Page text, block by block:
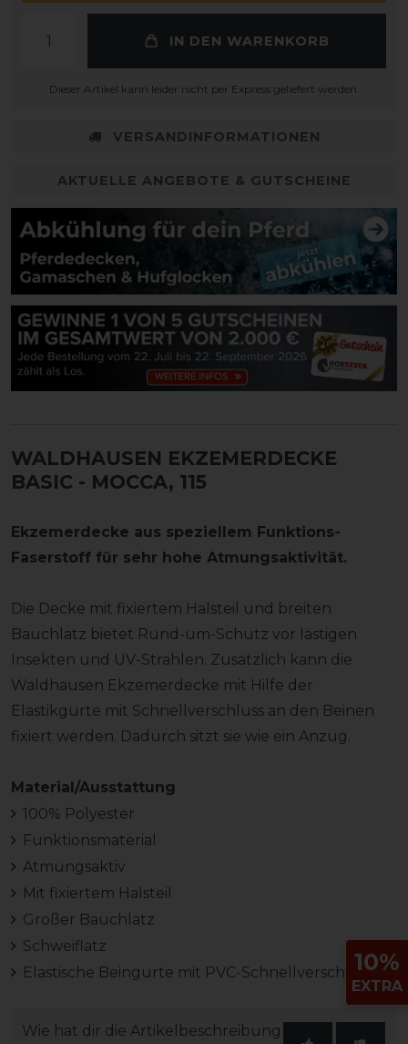
IN DEN WARENKORB
Dieser Artikel kann leider nicht per Express geliefert werden.
VERSANDINFORMATIONEN
AKTUELLE ANGEBOTE & GUTSCHEINE
WALDHAUSEN EKZEMERDECKE
BASIC - MOCCA, 115
Ekzemerdecke aus speziellem Funktions-
Faserstoff für sehr hohe Atmungsaktivität.
Die Decke mit fixiertem Halsteil und breiten
Bauchlatz bietet Rund-um-Schutz vor lästigen
Insekten und UV-Strahlen. Zusätzlich kann die
Waldhausen Ekzemerdecke mit Hilfe der
Elastikgurte mit Schnellverschluss an den Beinen
fixiert werden. Dadurch sitzt sie wie ein Anzug.
Material/Ausstattung
100% Polyester
Funktionsmaterial
Atmungsaktiv
Mit fixiertem Halsteil
Großer Bauchlatz
Schweiflatz
Elastische Beingurte mit PVC-Schnellverschluss
Wie hat dir die Artikelbeschreibung
10%
EXTRA